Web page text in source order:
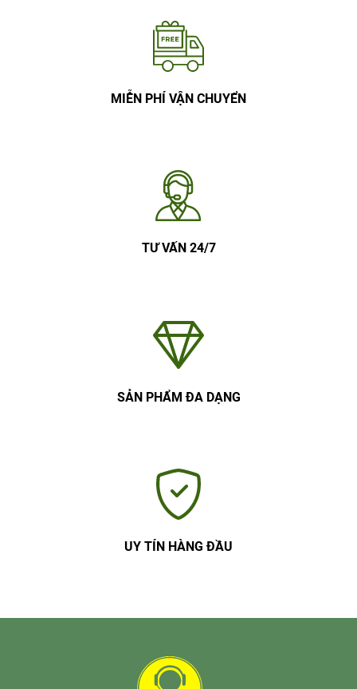
MIỄN PHÍ VẬN CHUYỂN
TƯ VẤN 24/7
SẢN PHẨM ĐA DẠNG
UY TÍN HÀNG ĐẦU